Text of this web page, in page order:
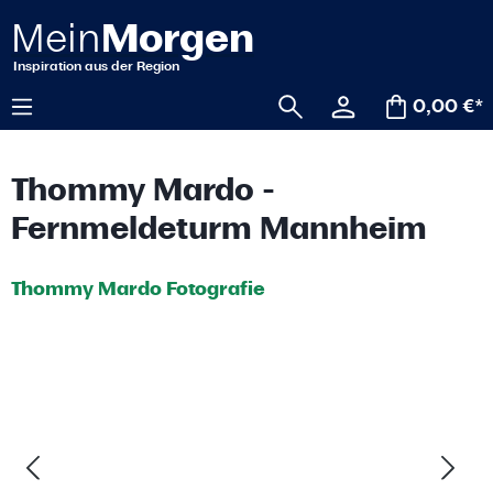
springen
0,00 €*
Thommy Mardo -
Fernmeldeturm Mannheim
Thommy Mardo Fotografie